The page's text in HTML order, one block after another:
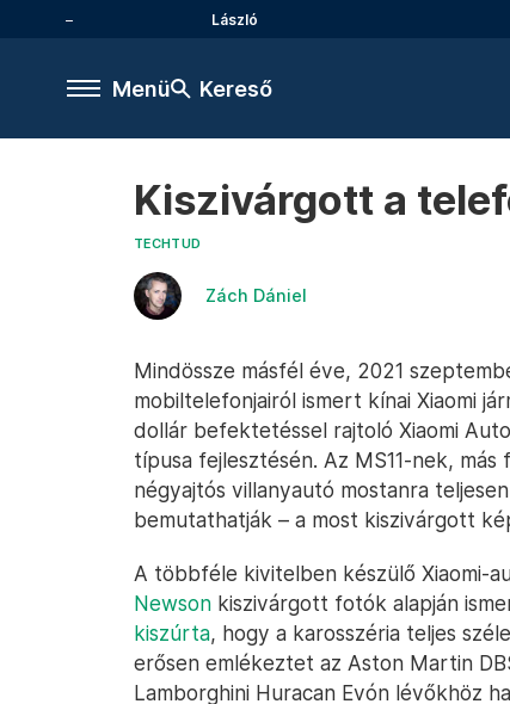
László
Menü Kereső
Kiszivárgott a
TECHTUD
Zách Dániel
Mindössze másfél éve, 2021
mobiltelefonjairól ismert kínai Xiaomi
dollár befektetéssel rajtoló Xiaomi
típusa fejlesztésén. Az MS11-nek,
négyajtós villanyautó mostanra
bemutathatják – a most kiszivárgott
A többféle kivitelben készülő Xiaomi-
Newson kiszivárgott fotók alapján
kiszúrta, hogy a karosszéria teljes
erősen emlékeztet az Aston Martin
Lamborghini Huracan Evón lévőkhöz